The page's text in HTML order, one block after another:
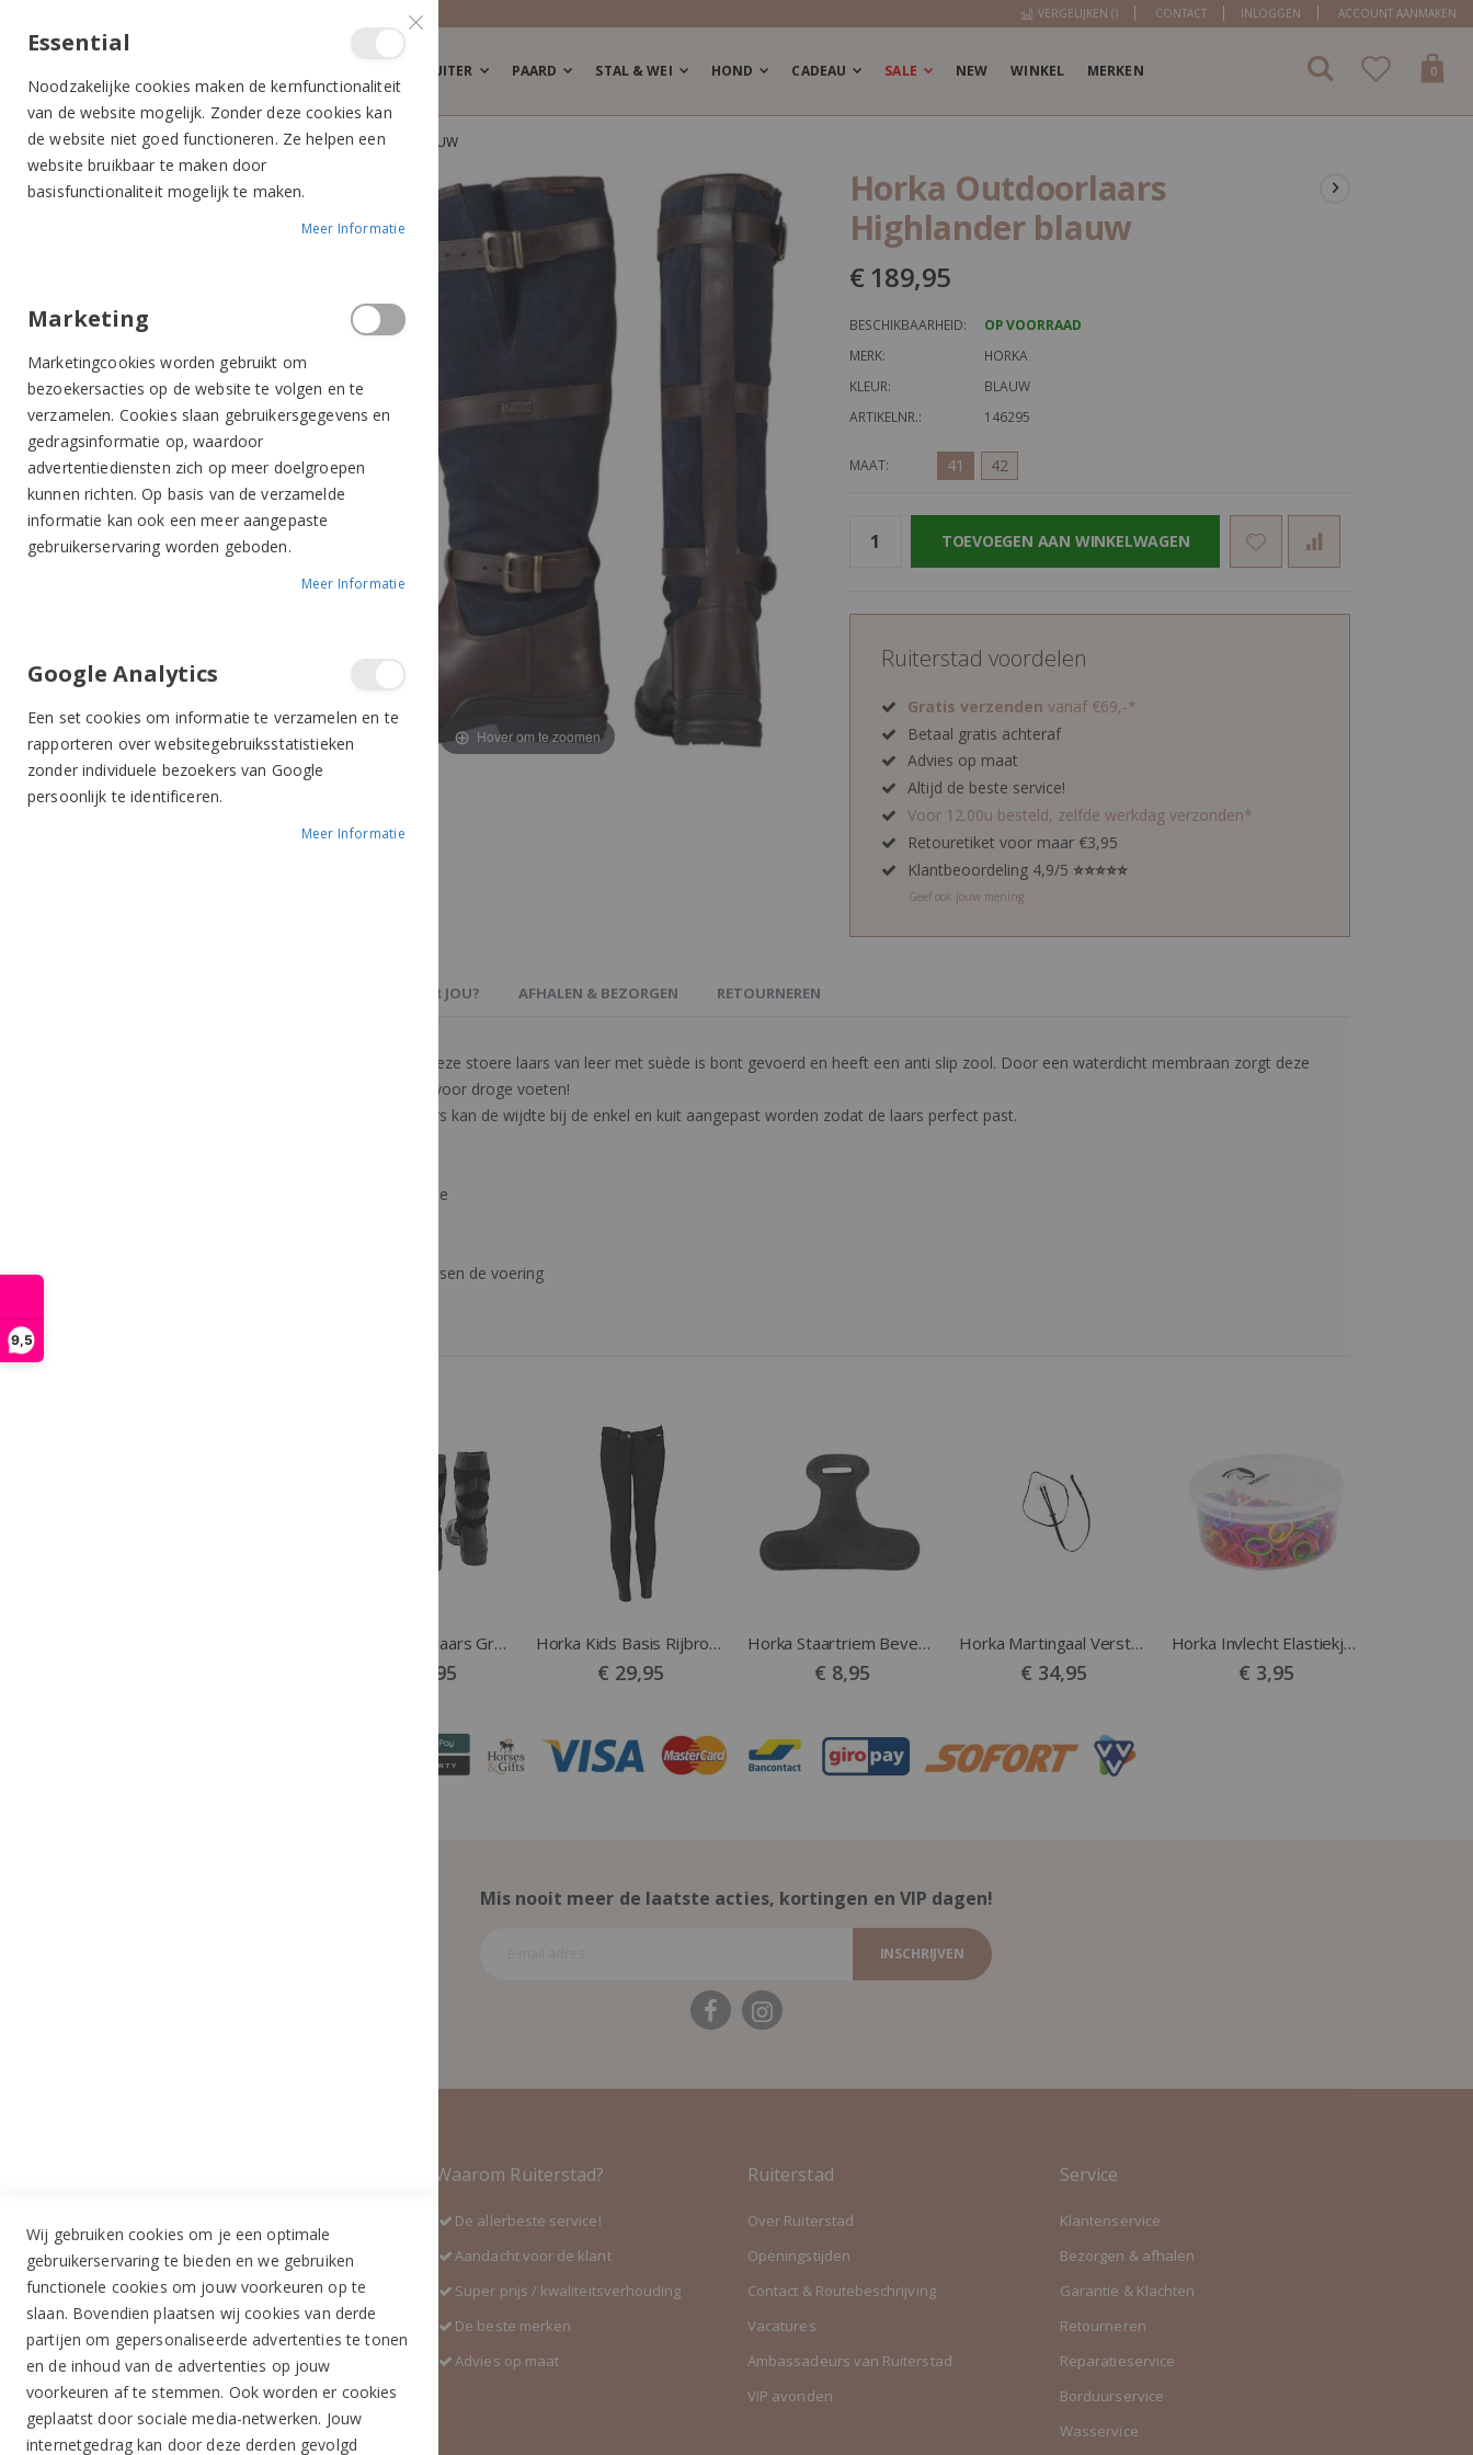
9,5
VERGELIJKEN () CONTACT INLOGGEN ACCOUNT AANMAKEN
RUITER PAARD STAL & WEI HOND CADEAU SALE NEW WINKEL MERKEN
Cart
0items
HORKA OUTDOORLAARS HIGHLANDER BLAUW
de
afbeeldingen-
gallerij
de
afbeeldingen-
gallerij
Hover om te zoomen
Horka Outdoorlaars
Highlander blauw
€ 189,95
BESCHIKBAARHEID:
OP VOORRAAD
MERK:
HORKA
KLEUR:
BLAUW
ARTIKELNR.:
146295
MAAT 41 42
TOEVOEGEN AAN WINKELWAGEN
Ruiterstad voordelen
Gratis verzenden vanaf €69,-*
Betaal gratis achteraf
Advies op maat
Altijd de beste service!
Voor 12.00u besteld, zelfde werkdag verzonden*
Retouretiket voor maar €3,95
Klantbeoordeling 4,9/5 ⭐⭐⭐⭐⭐
Geef ook jouw mening
Waterdichte outdoor laars Highlander. Deze stoere laars van leer met suède is bont gevoerd en heeft een anti slip zool. Door een waterdicht membraan zorgt deze
laars niet alleen voor warme, maar ook voor droge voeten!
Door middel van de riempjes aan de laars kan de wijdte bij de enkel en kuit aangepast worden zodat de laars perfect past.
- Stoere outdoor laars van leer met suède
- Voorzien van waterdicht membraan tussen de voering
OOK IETS VOOR JOU? AFHALEN & BEZORGEN RETOURNEREN
Horka Outdoorlaars Greenwich zwart
€ 119,95
Horka Kids Basis Rijbroek Topper zwart
€ 29,95
Horka Staartriem Bevestiging T-Stuk zwart
€ 8,95
Horka Martingaal Verstelbaar zwart
€ 34,95
Horka Invlecht Elastiekjes in Bakje Mix Kleuren
€ 3,95
Mis nooit meer de laatste acties, kortingen en VIP dagen!
INSCHRIJVEN
Industrieweg 3 GH
5688 DP Oirschot
Telefoon:
+31 (0)499 377 311
WhatsApp:
+31 (0)6 291 00 419 (nieuw nummer)
E-mail:
Waarom Ruiterstad?
De allerbeste service!
Aandacht voor de klant
Super prijs / kwaliteitsverhouding
De beste merken
Advies op maat
Ruiterstad
Over Ruiterstad
Openingstijden
Contact & Routebeschrijving
Vacatures
Ambassadeurs van Ruiterstad
VIP avonden
Service
Klantenservice
Bezorgen & afhalen
Garantie & Klachten
Retourneren
Reparatieservice
Borduurservice
Wasservice
Essential
Noodzakelijke cookies maken de kernfunctionaliteit
van de website mogelijk. Zonder deze cookies kan
de website niet goed functioneren. Ze helpen een
website bruikbaar te maken door
basisfunctionaliteit mogelijk te maken.
Meer Informatie
Marketing
Marketingcookies worden gebruikt om
bezoekersacties op de website te volgen en te
verzamelen. Cookies slaan gebruikersgegevens en
gedragsinformatie op, waardoor
advertentiediensten zich op meer doelgroepen
kunnen richten. Op basis van de verzamelde
informatie kan ook een meer aangepaste
gebruikerservaring worden geboden.
Meer Informatie
Google Analytics
Een set cookies om informatie te verzamelen en te
rapporteren over websitegebruiksstatistieken
zonder individuele bezoekers van Google
persoonlijk te identificeren.
Meer Informatie
Wij gebruiken cookies om je een optimale
gebruikerservaring te bieden en we gebruiken
functionele cookies om jouw voorkeuren op te
slaan. Bovendien plaatsen wij cookies van derde
partijen om gepersonaliseerde advertenties te tonen
en de inhoud van de advertenties op jouw
voorkeuren af te stemmen. Ook worden er cookies
geplaatst door sociale media-netwerken. Jouw
internetgedrag kan door deze derden gevolgd